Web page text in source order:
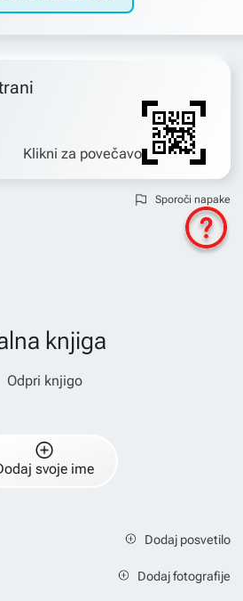
Klikni za povečavo
Sporoči napake
knjiga
Odpri knjigo
svoje ime
Dodaj posvetilo
Dodaj fotografije